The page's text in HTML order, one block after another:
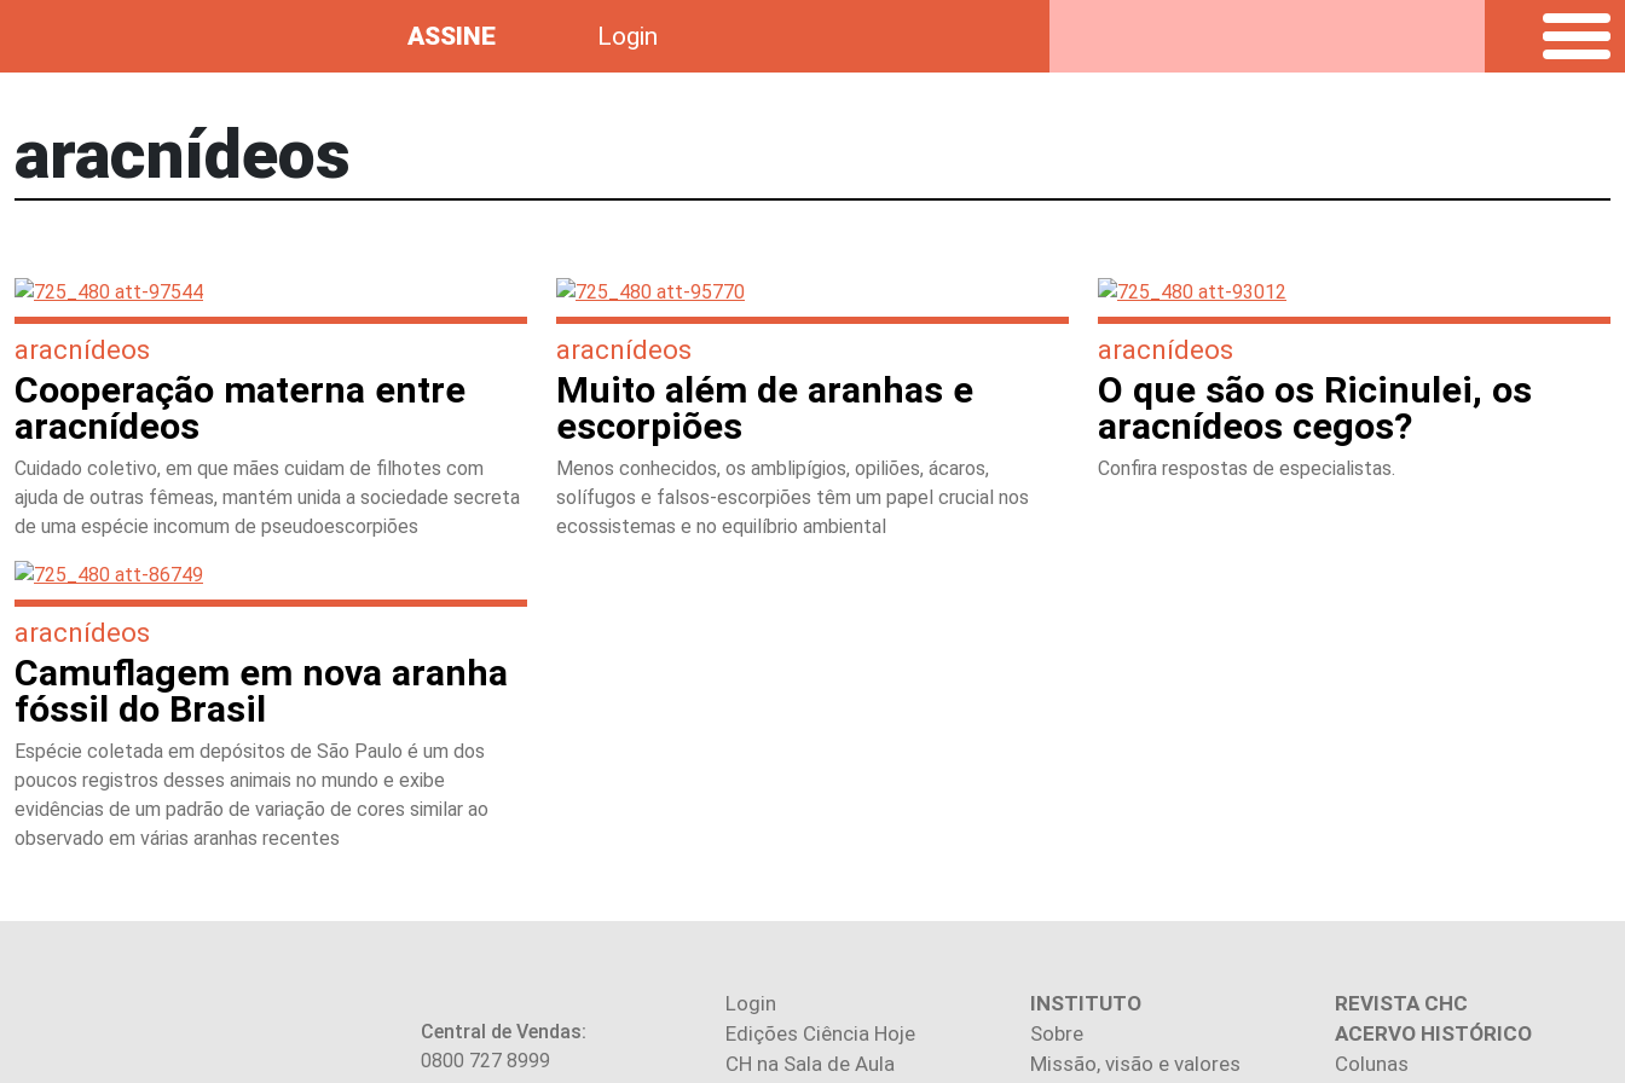
ASSINE Login
aracnídeos
aracnídeos
Cooperação materna entre
aracnídeos
Cuidado coletivo, em que mães cuidam de filhotes com
ajuda de outras fêmeas, mantém unida a sociedade secreta
de uma espécie incomum de pseudoescorpiões
aracnídeos
Muito além de aranhas e
escorpiões
Menos conhecidos, os amblipígios, opiliões, ácaros,
solífugos e falsos-escorpiões têm um papel crucial nos
ecossistemas e no equilíbrio ambiental
aracnídeos
O que são os Ricinulei, os
aracnídeos cegos?
Confira respostas de especialistas.
aracnídeos
Camuflagem em nova aranha
fóssil do Brasil
Espécie coletada em depósitos de São Paulo é um dos
poucos registros desses animais no mundo e exibe
evidências de um padrão de variação de cores similar ao
observado em várias aranhas recentes
Central de Vendas:
0800 727 8999
Login
Edições Ciência Hoje
CH na Sala de Aula
INSTITUTO
Sobre
Missão, visão e valores
REVISTA CHC
ACERVO HISTÓRICO
Colunas